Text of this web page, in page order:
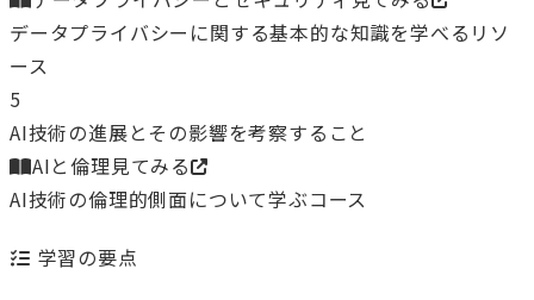
データプライバシーに関する基本的な知識を学べるリソ
ース
5
AI技術の進展とその影響を考察すること
AIと倫理 見てみる
AI技術の倫理的側面について学ぶコース
学習の要点